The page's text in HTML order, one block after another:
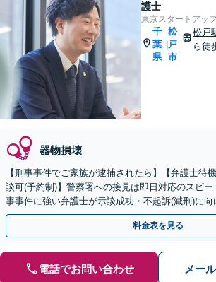
護士
東京スタートアッ
千
葉
県
|
松
戸
市
松戸
ら徒
器物損壊
【刑事事件でご家族が逮捕されたら】【弁護士待
談可(予約制)】警察署への接見は即日対応のスピー
事事件に強い弁護士が示談成功・不起訴(減刑)に
トします。【加害者側の相談専門】
料金表を見る
電話でお問い合わせ メー